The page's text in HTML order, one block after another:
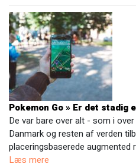
Pokemon Go » Er det stadig
De var bare over alt - som i
Danmark og resten af verden
placeringsbaserede augmented
Læs mere